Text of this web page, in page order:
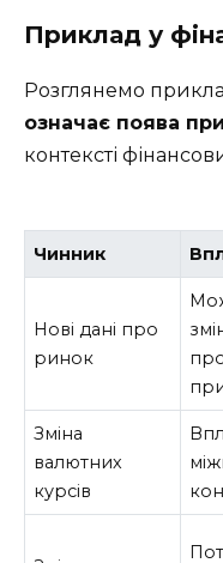
Приклад у
Розглянемо
означає поява
контексті
Чинник
Нові дані про
ринок
Зміна
валютних
курсів